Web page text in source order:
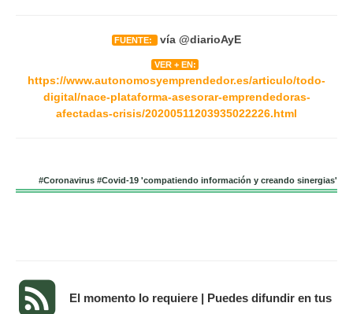
FUENTE: vía @diarioAyE
VER + EN:
https://www.autonomosyemprendedor.es/articulo/todo-
digital/nace-plataforma-asesorar-emprendedoras-
afectadas-crisis/20200511203935022226.html
#Coronavirus #Covid-19 'compatiendo información y creando sinergias'
El momento lo requiere | Puedes difundir en tus